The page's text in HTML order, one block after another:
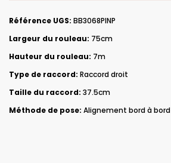
Référence UGS: BB3068PINP
Largeur du rouleau: 75cm
Hauteur du rouleau: 7m
Type de raccord: Raccord droit
Taille du raccord: 37.5cm
Méthode de pose: Alignement bord à bord